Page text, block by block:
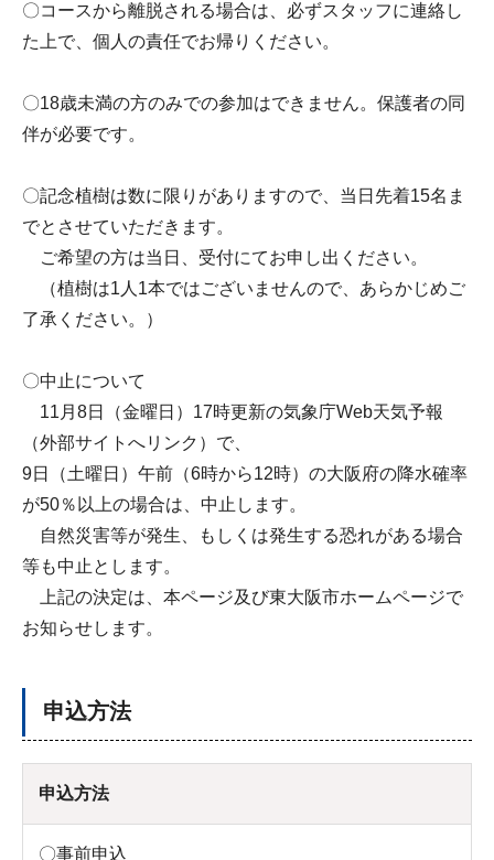
〇コースから離脱される場合は、必ずスタッフに連絡し
た上で、個人の責任でお帰りください。
〇18歳未満の方のみでの参加はできません。保護者の同
伴が必要です。
〇記念植樹は数に限りがありますので、当日先着15名ま
でとさせていただきます。
ご希望の方は当日、受付にてお申し出ください。
（植樹は1人1本ではございませんので、あらかじめご
了承ください。）
〇中止について
11月8日（金曜日）17時更新の気象庁Web天気予報
（外部サイトへリンク）で、
9日（土曜日）午前（6時から12時）の大阪府の降水確率
が50％以上の場合は、中止します。
自然災害等が発生、もしくは発生する恐れがある場合
等も中止とします。
上記の決定は、本ページ及び東大阪市ホームページで
お知らせします。
申込方法
申込方法
〇事前申込